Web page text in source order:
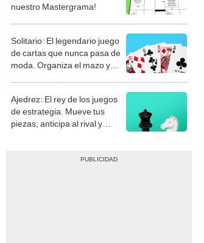
nuestro Mastergrama!
Solitario: El legendario juego
de cartas que nunca pasa de
moda. Organiza el mazo y
Ajedrez: El rey de los juegos
de estrategia. Mueve tus
piezas, anticipa al rival y